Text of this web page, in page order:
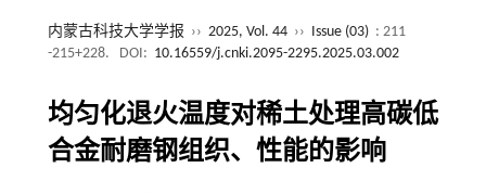
内蒙古科技大学学报 ›› 2025, Vol. 44 ›› Issue (03) : 211
-215+228.
DOI: 10.16559/j.cnki.2095-2295.2025.03.002
均匀化退火温度对稀土处理高碳低
合金耐磨钢组织、性能的影响